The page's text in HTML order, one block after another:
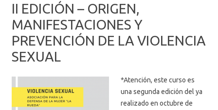
II EDICIÓN – ORIGEN,
MANIFESTACIONES Y
PREVENCIÓN DE LA VIOLENCIA
SEXUAL
*Atención, este curso es
una segunda edición del ya
realizado en octubre de